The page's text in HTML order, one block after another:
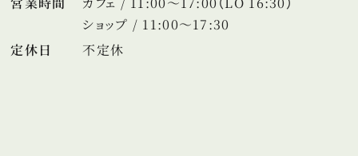
ショップ / 11:00～17:30
定休日
不定休